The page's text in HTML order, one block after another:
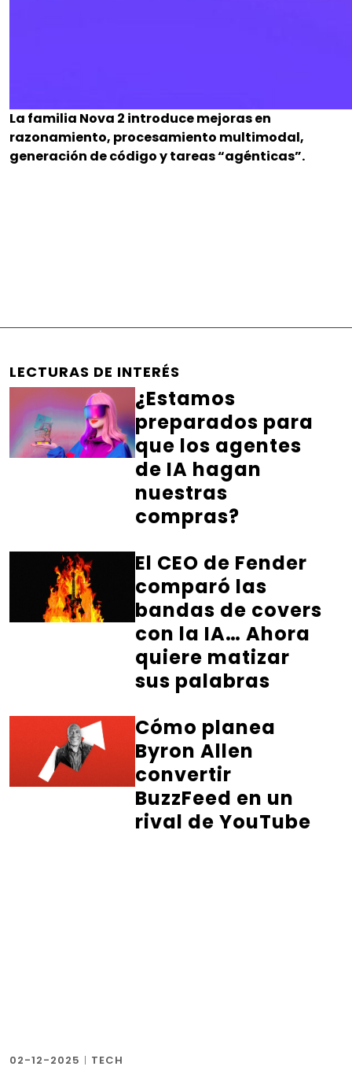
La familia Nova 2 introduce mejoras en
razonamiento, procesamiento multimodal,
generación de código y tareas “agénticas”.
LECTURAS DE INTERÉS
¿Estamos
preparados para
que los agentes
de IA hagan
nuestras
compras?
El CEO de Fender
comparó las
bandas de covers
con la IA… Ahora
quiere matizar
sus palabras
Cómo planea
Byron Allen
convertir
BuzzFeed en un
rival de YouTube
02-12-2025 | TECH